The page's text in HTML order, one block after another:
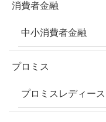
消費者金融
中小消費者金融
プロミス
プロミスレディース